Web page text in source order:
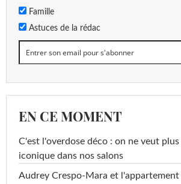
Famille
Astuces de la rédac
EN CE MOMENT
C'est l'overdose déco : on ne veut
iconique dans nos salons
Audrey Crespo-Mara et l'appartement